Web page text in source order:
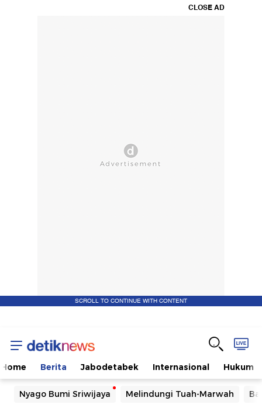
CLOSE AD
SCROLL TO CONTINUE WITH CONTENT
Home Berita Jabodetabek Internasional Hukum
Nyago Bumi Sriwijaya Melindungi Tuah-Marwah